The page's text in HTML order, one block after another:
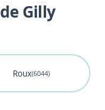
Gilly
Roux(6044)